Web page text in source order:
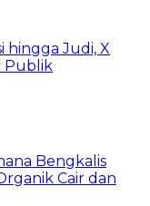
hingga Judi, X
Publik
Bengkalis
Cair dan